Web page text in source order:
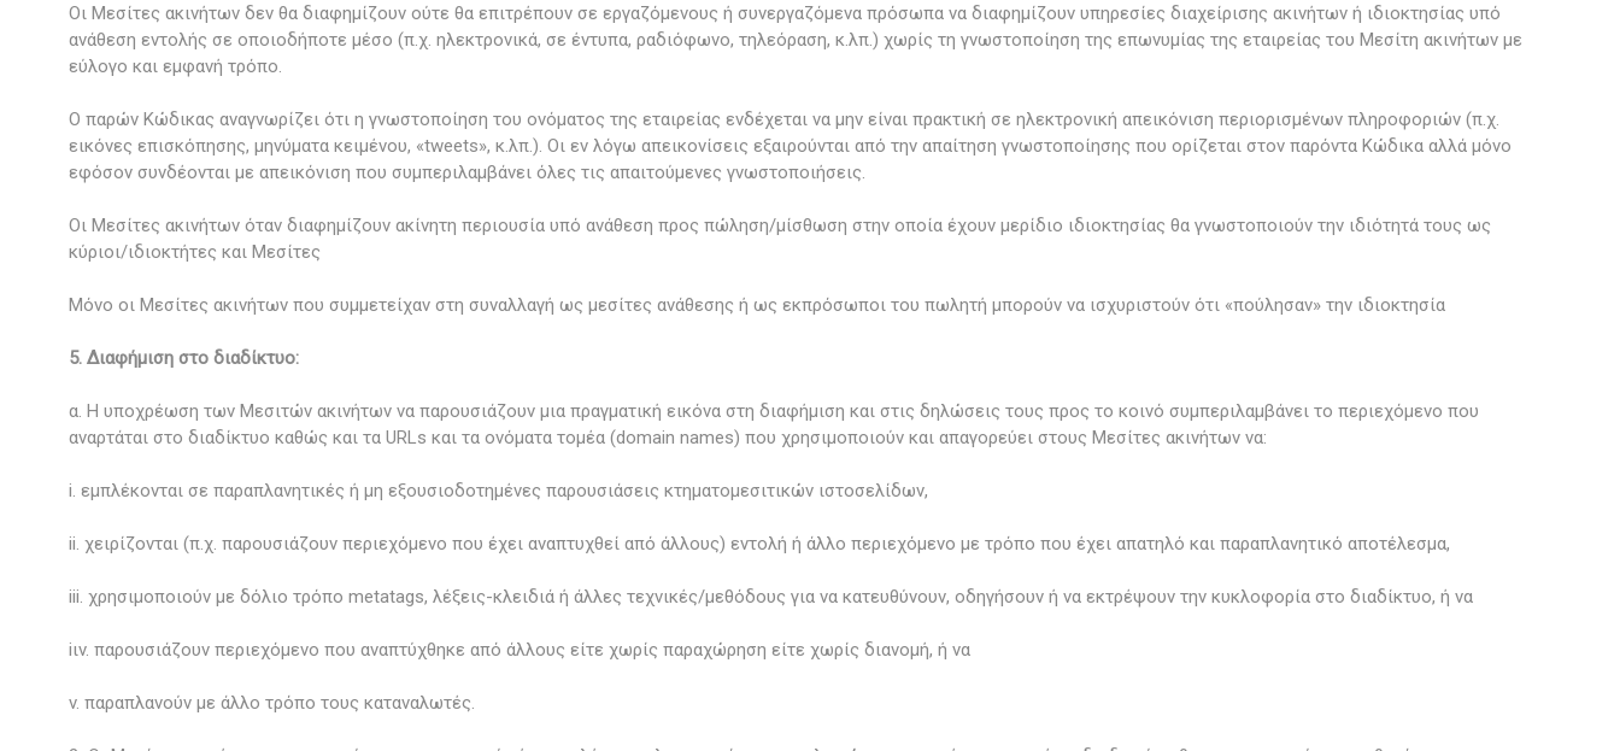
Οι Μεσίτες ακινήτων δεν θα διαφημίζουν ούτε θα επιτρέπουν σε εργαζόμενους ή συνεργαζόμενα πρόσωπα να διαφημίζουν υπηρεσίες διαχείρισης ακινήτων ή ιδιοκτησίας υπό
ανάθεση εντολής σε οποιοδήποτε μέσο (π.χ. ηλεκτρονικά, σε έντυπα, ραδιόφωνο, τηλεόραση, κ.λπ.) χωρίς τη γνωστοποίηση της επωνυμίας της εταιρείας του Μεσίτη ακινήτων με
εύλογο και εμφανή τρόπο.
Ο παρών Κώδικας αναγνωρίζει ότι η γνωστοποίηση του ονόματος της εταιρείας ενδέχεται να μην είναι πρακτική σε ηλεκτρονική απεικόνιση περιορισμένων πληροφοριών (π.χ.
εικόνες επισκόπησης, μηνύματα κειμένου, «tweets», κ.λπ.). Οι εν λόγω απεικονίσεις εξαιρούνται από την απαίτηση γνωστοποίησης που ορίζεται στον παρόντα Κώδικα αλλά μόνο
εφόσον συνδέονται με απεικόνιση που συμπεριλαμβάνει όλες τις απαιτούμενες γνωστοποιήσεις.
Οι Μεσίτες ακινήτων όταν διαφημίζουν ακίνητη περιουσία υπό ανάθεση προς πώληση/μίσθωση στην οποία έχουν μερίδιο ιδιοκτησίας θα γνωστοποιούν την ιδιότητά τους ως
κύριοι/ιδιοκτήτες και Μεσίτες
Μόνο οι Μεσίτες ακινήτων που συμμετείχαν στη συναλλαγή ως μεσίτες ανάθεσης ή ως εκπρόσωποι του πωλητή μπορούν να ισχυριστούν ότι «πούλησαν» την ιδιοκτησία
5. Διαφήμιση στο διαδίκτυο:
α. Η υποχρέωση των Μεσιτών ακινήτων να παρουσιάζουν μια πραγματική εικόνα στη διαφήμιση και στις δηλώσεις τους προς το κοινό συμπεριλαμβάνει το περιεχόμενο που
αναρτάται στο διαδίκτυο καθώς και τα URLs και τα ονόματα τομέα (domain names) που χρησιμοποιούν και απαγορεύει στους Μεσίτες ακινήτων να:
i. εμπλέκονται σε παραπλανητικές ή μη εξουσιοδοτημένες παρουσιάσεις κτηματομεσιτικών ιστοσελίδων,
ii. χειρίζονται (π.χ. παρουσιάζουν περιεχόμενο που έχει αναπτυχθεί από άλλους) εντολή ή άλλο περιεχόμενο με τρόπο που έχει απατηλό και παραπλανητικό αποτέλεσμα,
iii. χρησιμοποιούν με δόλιο τρόπο metatags, λέξεις-κλειδιά ή άλλες τεχνικές/μεθόδους για να κατευθύνουν, οδηγήσουν ή να εκτρέψουν την κυκλοφορία στο διαδίκτυο, ή να
iιv. παρουσιάζουν περιεχόμενο που αναπτύχθηκε από άλλους είτε χωρίς παραχώρηση είτε χωρίς διανομή, ή να
v. παραπλανούν με άλλο τρόπο τους καταναλωτές.